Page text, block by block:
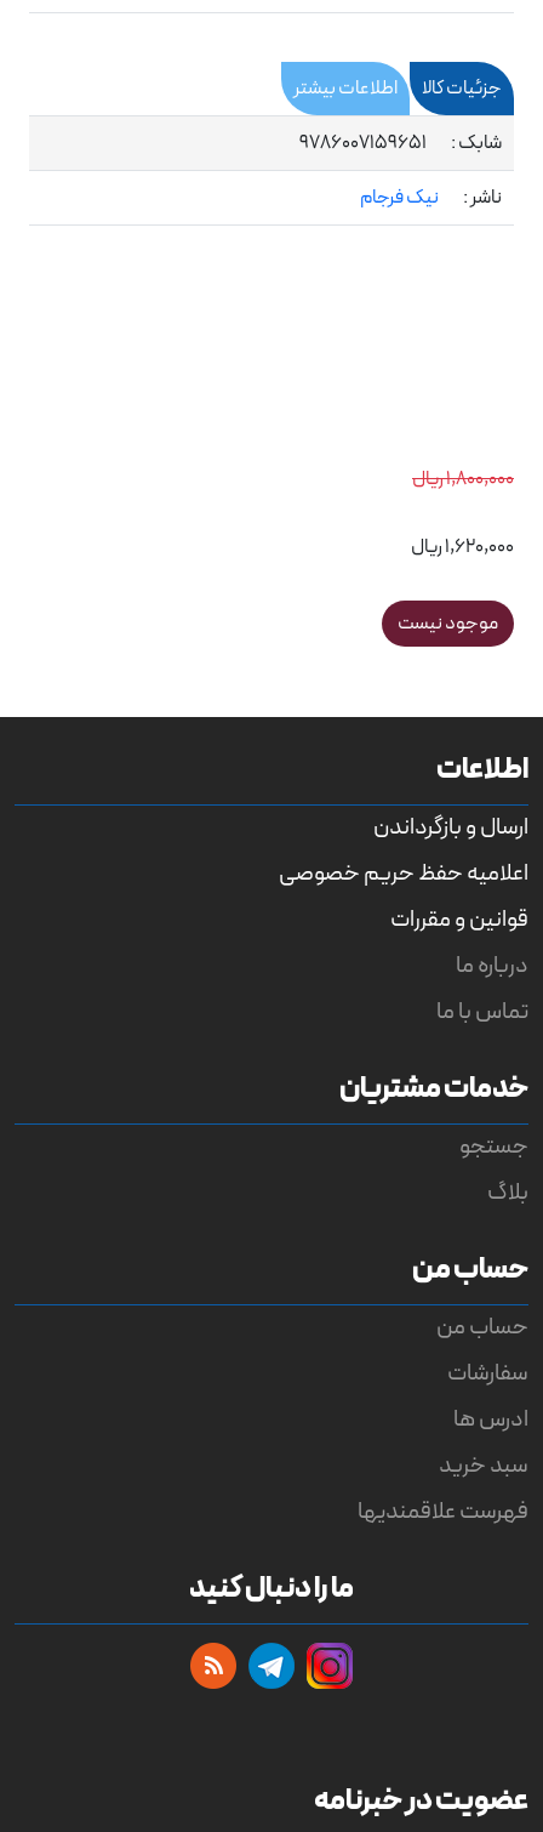
جزئیات کالا
اطلاعات بیشتر
شابک :
9786007159651
ناشر :
نیک فرجام
1,800,000 ریال
1,620,000 ریال
موجود نیست
اطلاعات
ارسال و بازگرداندن
اعلامیه حفظ حریم خصوصی
قوانین و مقررات
درباره ما
تماس با ما
خدمات مشتریان
جستجو
بلاگ
حساب من
حساب من
سفارشات
ادرس ها
سبد خرید
فهرست علاقمندیها
ما را دنبال کنید
عضویت در خبرنامه